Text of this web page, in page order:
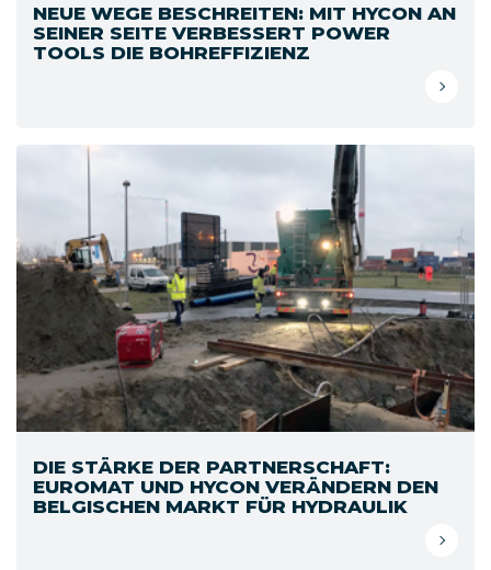
NEUE WEGE BESCHREITEN: MIT HYCON AN
SEINER SEITE VERBESSERT POWER
TOOLS DIE BOHREFFIZIENZ
DIE STÄRKE DER PARTNERSCHAFT:
EUROMAT UND HYCON VERÄNDERN DEN
BELGISCHEN MARKT FÜR HYDRAULIK